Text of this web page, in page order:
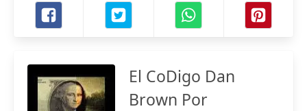
El CoDigo Dan
Brown Por